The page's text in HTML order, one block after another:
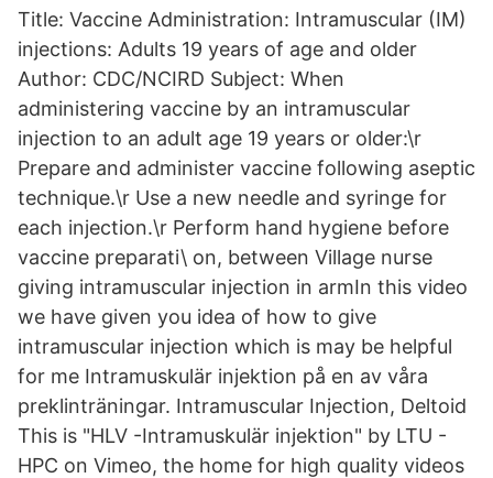
Title: Vaccine Administration: Intramuscular (IM)
injections: Adults 19 years of age and older
Author: CDC/NCIRD Subject: When
administering vaccine by an intramuscular
injection to an adult age 19 years or older:\r
Prepare and administer vaccine following aseptic
technique.\r Use a new needle and syringe for
each injection.\r Perform hand hygiene before
vaccine preparati\ on, between Village nurse
giving intramuscular injection in armIn this video
we have given you idea of how to give
intramuscular injection which is may be helpful
for me Intramuskulär injektion på en av våra
preklinträningar. Intramuscular Injection, Deltoid
This is "HLV -Intramuskulär injektion" by LTU -
HPC on Vimeo, the home for high quality videos